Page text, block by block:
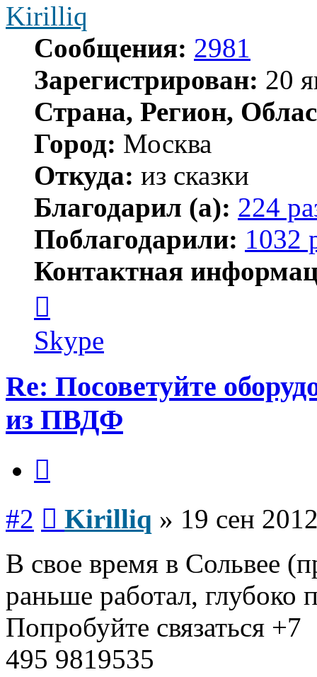
Kirilliq
Сообщения: 2981
Зарегистрирован: 20
Страна, Регион,
Город: Москва
Откуда: из сказки
Благодарил (а): 224
Поблагодарили: 1032
Контактная
пользователя
Kirilliq
Skype
Re: Посоветуйте
из ПВДФ
#2 Kirilliq » 19 сен
В свое время в Сольвее
раньше работал, глубоко
Попробуйте связаться +7
495 9819535